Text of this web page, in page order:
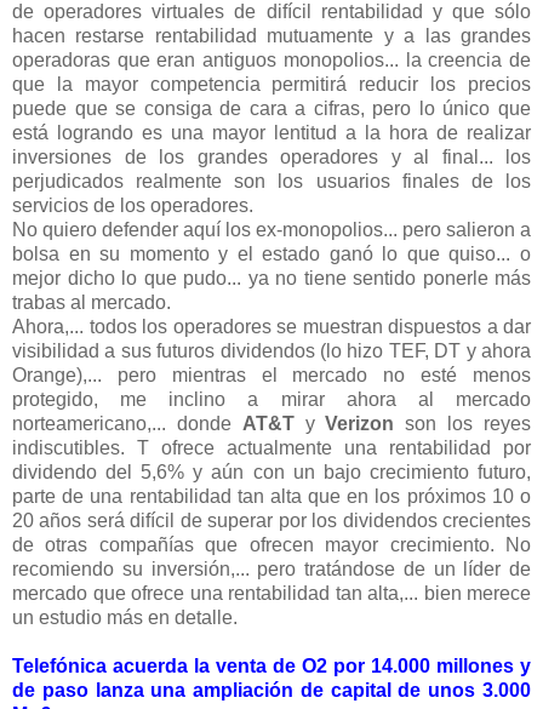
de operadores virtuales de difícil rentabilidad y que sólo
hacen restarse rentabilidad mutuamente y a las grandes
operadoras que eran antiguos monopolios... la creencia de
que la mayor competencia permitirá reducir los precios
puede que se consiga de cara a cifras, pero lo único que
está logrando es una mayor lentitud a la hora de realizar
inversiones de los grandes operadores y al final... los
perjudicados realmente son los usuarios finales de los
servicios de los operadores.
No quiero defender aquí los ex-monopolios... pero salieron a
bolsa en su momento y el estado ganó lo que quiso... o
mejor dicho lo que pudo... ya no tiene sentido ponerle más
trabas al mercado.
Ahora,... todos los operadores se muestran dispuestos a dar
visibilidad a sus futuros dividendos (lo hizo TEF, DT y ahora
Orange),... pero mientras el mercado no esté menos
protegido, me inclino a mirar ahora al mercado
norteamericano,... donde AT&TyVerizon son los reyes
indiscutibles. T ofrece actualmente una rentabilidad por
dividendo del 5,6% y aún con un bajo crecimiento futuro,
parte de una rentabilidad tan alta que en los próximos 10 o
20 años será difícil de superar por los dividendos crecientes
de otras compañías que ofrecen mayor crecimiento. No
recomiendo su inversión,... pero tratándose de un líder de
mercado que ofrece una rentabilidad tan alta,... bien merece
un estudio más en detalle.
Telefónica acuerda la venta de O2 por 14.000 millones y
de paso lanza una ampliación de capital de unos 3.000